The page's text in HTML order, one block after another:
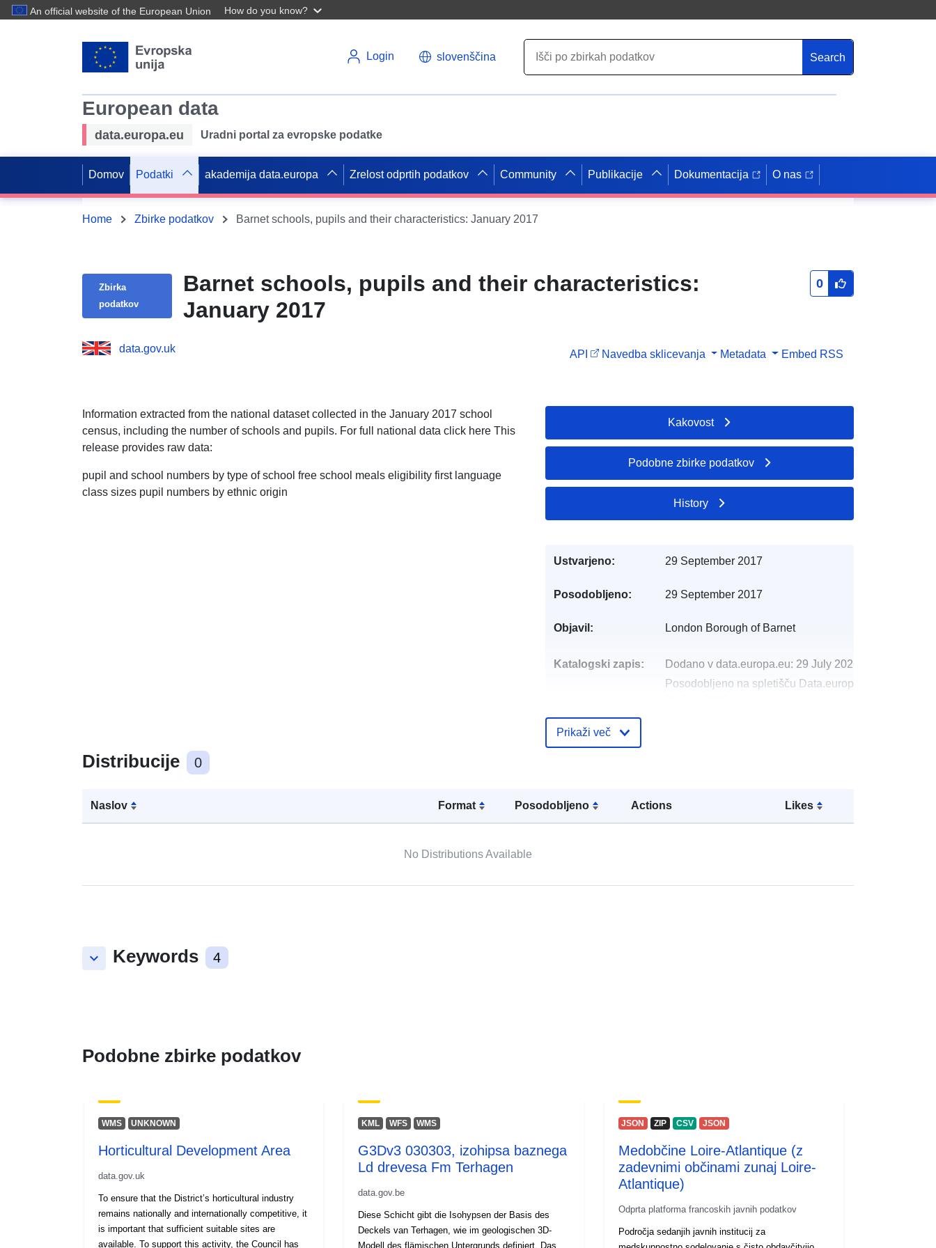
An official website of the European Union How do you know?
Login slovenščina Search
European data
data.europa.eu Uradni portal za evropske podatke
Domov Podatki akademija data.europa Zrelost odprtih podatkov Community Publikacije Dokumentacija O nas
Home Zbirke podatkov Barnet schools, pupils and their characteristics: January 2017
Zbirka
podatkov
Barnet schools, pupils and their characteristics:
January 2017
0
data.gov.uk API Navedba sklicevanja Metadata Embed RSS
Information extracted from the national dataset collected in the January 2017 school
census, including the number of schools and pupils. For full national data click here This
release provides raw data:
pupil and school numbers by type of school free school meals eligibility first language
class sizes pupil numbers by ethnic origin
Distribucije 0
Naslov Format Posodobljeno Actions Likes
No Distributions Available
keyboard_arrow_down Keywords 4
Kakovost
Podobne zbirke podatkov
History
Ustvarjeno: 29 September 2017
Posodobljeno: 29 September 2017
Objavil: London Borough of Barnet
Katalogski zapis: Dodano v data.europa.eu: 29 July 2026
Posodobljeno na spletišču Data.europa.eu:
uriRef:
Prikaži več
Podobne zbirke podatkov
WMS UNKNOWN
Horticultural Development Area
data.gov.uk
To ensure that the District’s horticultural industry
remains nationally and internationally competitive, it
is important that sufficient suitable sites are
available. To support this activity, the Council has
KML WFS WMS
G3Dv3 030303, izohipsa baznega
Ld drevesa Fm Terhagen
data.gov.be
Diese Schicht gibt die Isohypsen der Basis des
Deckels van Terhagen, wie im geologischen 3D-
Modell des flämischen Untergrunds definiert. Das
JSON ZIP CSV JSON
Medobčine Loire-Atlantique (z
zadevnimi občinami zunaj Loire-
Atlantique)
Odprta platforma francoskih javnih podatkov
Področja sedanjih javnih institucij za